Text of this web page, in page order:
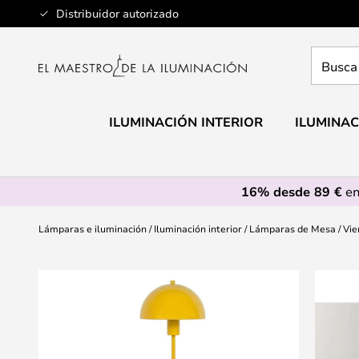
Distribuidor autorizado
Ir
al
aquí
ILUMINACIÓN INTERIOR
16% desde 89 €
Lámparas e iluminación Iluminación interior Lámparas de Mesa